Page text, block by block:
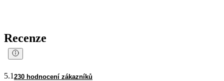
Recenze
5.1 230 hodnocení zákazníků